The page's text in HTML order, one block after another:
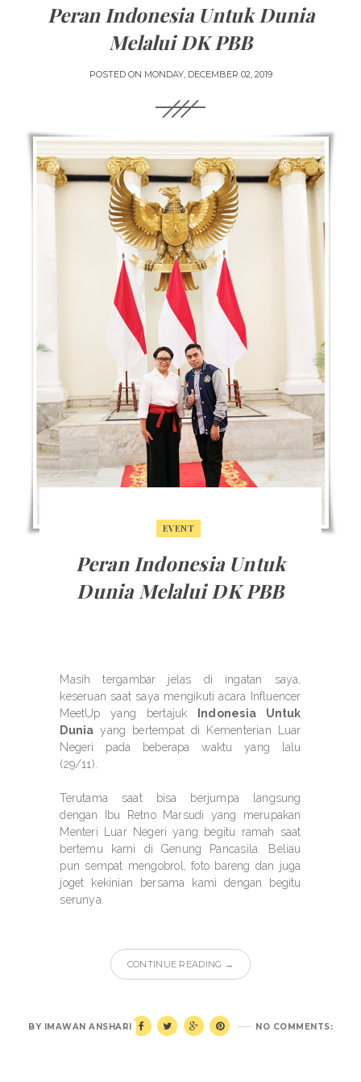
Peran Indonesia Untuk Dunia
Melalui DK PBB
POSTED ON MONDAY, DECEMBER 02, 2019
EVENT
Peran Indonesia Untuk
Dunia Melalui DK PBB
Masih tergambar jelas di ingatan saya,
keseruan saat saya mengikuti acara Influencer
MeetUp yang bertajuk
Indonesia Untuk
Dunia yang bertempat di Kementerian Luar
Negeri pada beberapa waktu yang lalu
(29/11).
Terutama saat bisa berjumpa langsung
dengan Ibu Retno Marsudi yang merupakan
Menteri Luar Negeri yang begitu ramah saat
bertemu kami di Genung Pancasila. Beliau
pun sempat mengobrol, foto bareng dan juga
joget kekinian bersama kami dengan begitu
serunya.
CONTINUE READING →
NO COMMENTS:
BY IMAWAN ANSHARI